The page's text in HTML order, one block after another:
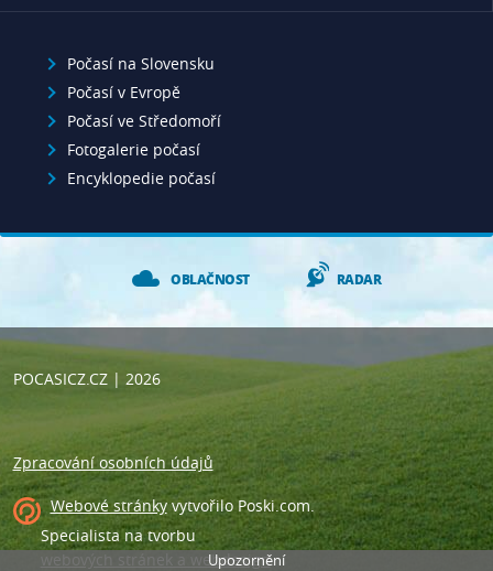
Počasí na Slovensku
Počasí v Evropě
Počasí ve Středomoří
Fotogalerie počasí
Encyklopedie počasí
OBLAČNOST RADAR
POCASICZ.CZ| 2026
Zpracování osobních údajů
Webové stránkyvytvořiloPoski.com.
Specialista na tvorbu
webových stránek a webdesign.
Upozornění